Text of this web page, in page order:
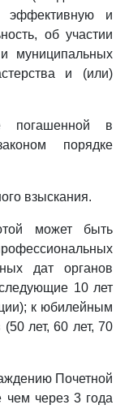
эффективную и
об участии
муниципальных
и (или)
погашенной в
порядке
взыскания.
может быть
дат органов
10 лет
к юбилейным
лет, 60 лет, 70
Почетной
чем через 3 года